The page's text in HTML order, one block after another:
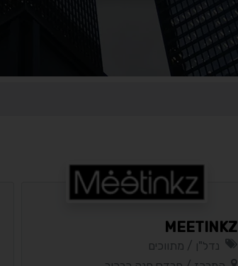
MEETINKZ
נדל"ן / מתווכים